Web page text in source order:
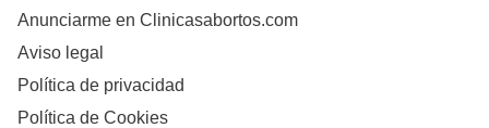
Anunciarme en Clinicasabortos.com
Aviso legal
Política de privacidad
Política de Cookies